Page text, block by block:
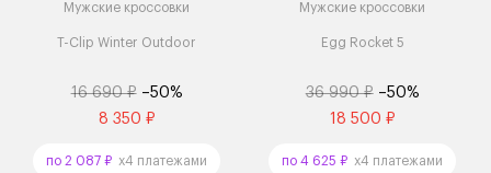
Мужские кроссовки
T-Clip Winter Outdoor
16 690 ₽ –50%
8 350 ₽
по 2 087 ₽ x4 платежами
Мужские кроссовки
Egg Rocket 5
36 990 ₽ –50%
18 500 ₽
по 4 625 ₽ x4 платежами